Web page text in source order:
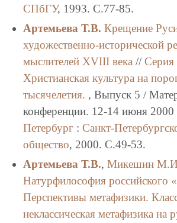
СПбГУ, 1993. C.77-85.
Артемьева Т.В. Крещение
художественно-исторической
мыслителей XVIII века // Серия
Христианская культура на
тысячелетия. , Выпуск 5 /
конференции. 12-14 июня 2000
Петербург: Санкт-
общество, 2000. C.49-53.
Артемьева Т.В., Микешин
Натурфилософия российского
Перспективы метафизики.
неклассическая метафизика на